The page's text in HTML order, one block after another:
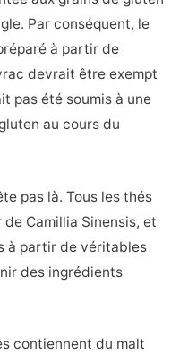
Par conséquent, le
à partir de
devrait être exempt
pas été soumis à une
au cours du
pas là. Tous les thés
Camillia Sinensis, et
à partir de véritables
des ingrédients
contiennent du malt